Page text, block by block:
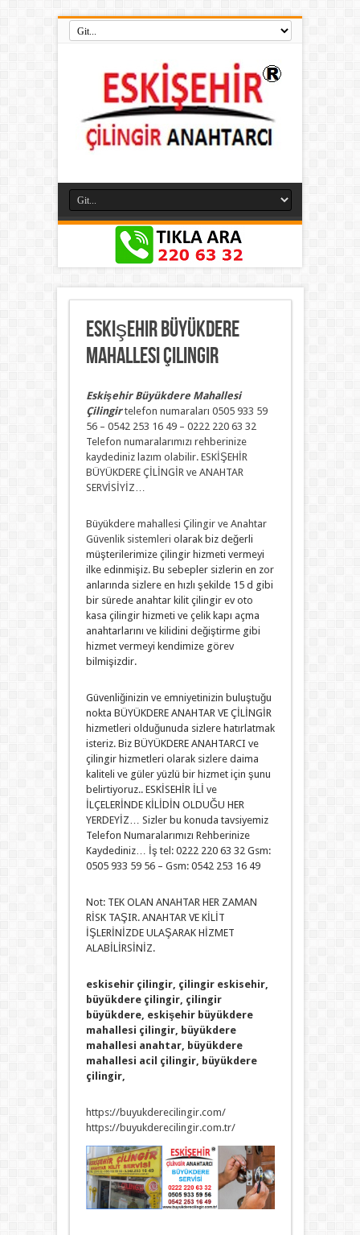
Eskişehir Büyükdere
Mahallesi Çilingir
Eskişehir Büyükdere Mahallesi
Çilingirtelefon numaraları 0505 933 59
56 – 0542 253 16 49 – 0222 220 63 32
Telefon numaralarımızı rehberinize
kaydediniz lazım olabilir. ESKİŞEHİR
BÜYÜKDERE ÇİLİNGİR ve ANAHTAR
SERVİSİYİZ…
Büyükdere mahallesi Çilingir ve Anahtar
Güvenlik sistemleri olarak biz değerli
müşterilerimize çilingir hizmeti vermeyi
ilke edinmişiz. Bu sebepler sizlerin en zor
anlarında sizlere en hızlı şekilde 15 d gibi
bir sürede anahtar kilit çilingir ev oto
kasa çilingir hizmeti ve çelik kapı açma
anahtarlarını ve kilidini değiştirme gibi
hizmet vermeyi kendimize görev
bilmişizdir.
Güvenliğinizin ve emniyetinizin buluştuğu
nokta BÜYÜKDERE ANAHTAR VE ÇİLİNGİR
hizmetleri olduğunuda sizlere hatırlatmak
isteriz. Biz BÜYÜKDERE ANAHTARCI ve
çilingir hizmetleri olarak sizlere daima
kaliteli ve güler yüzlü bir hizmet için şunu
belirtiyoruz.. ESKİSEHİR İLİ ve
İLÇELERİNDE KİLİDİN OLDUĞU HER
YERDEYİZ… Sizler bu konuda tavsiyemiz
Telefon Numaralarımızı Rehberinize
Kaydediniz… İş tel: 0222 220 63 32 Gsm:
0505 933 59 56 – Gsm: 0542 253 16 49
Not: TEK OLAN ANAHTAR HER ZAMAN
RİSK TAŞIR. ANAHTAR VE KİLİT
İŞLERİNİZDE ULAŞARAK HİZMET
ALABİLİRSİNİZ.
eskisehir çilingir, çilingir eskisehir,
büyükdere çilingir, çilingir
büyükdere, eskişehir büyükdere
mahallesi çilingir, büyükdere
mahallesi anahtar, büyükdere
mahallesi acil çilingir, büyükdere
çilingir,
https://buyukderecilingir.com/
https://buyukderecilingir.com.tr/